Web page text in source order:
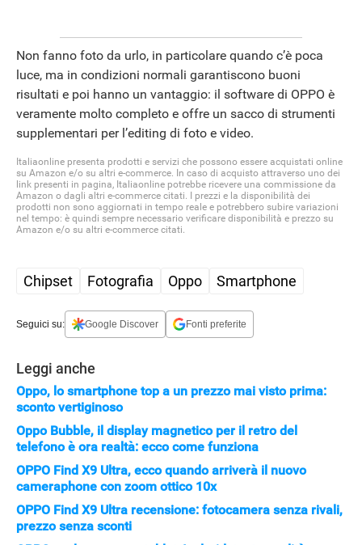
Non fanno foto da urlo, in particolare quando c’è poca
luce, ma in condizioni normali garantiscono buoni
risultati e poi hanno un vantaggio: il software di OPPO è
veramente molto completo e offre un sacco di strumenti
supplementari per l’editing di foto e video.
Italiaonline presenta prodotti e servizi che possono essere acquistati online
su Amazon e/o su altri e-commerce. In caso di acquisto attraverso uno dei
link presenti in pagina, Italiaonline potrebbe ricevere una commissione da
Amazon o dagli altri e-commerce citati. I prezzi e la disponibilità dei
prodotti non sono aggiornati in tempo reale e potrebbero subire variazioni
nel tempo: è quindi sempre necessario verificare disponibilità e prezzo su
Amazon e/o su altri e-commerce citati.
Chipset Fotografia Oppo Smartphone
Seguici su: Google Discover Fonti preferite
Leggi anche
Oppo, lo smartphone top a un prezzo mai visto prima:
sconto vertiginoso
Oppo Bubble, il display magnetico per il retro del
telefono è ora realtà: ecco come funziona
OPPO Find X9 Ultra, ecco quando arriverà il nuovo
cameraphone con zoom ottico 10x
OPPO Find X9 Ultra recensione: fotocamera senza rivali,
prezzo senza sconti